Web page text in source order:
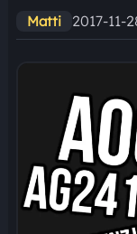
Matti 2017-11-